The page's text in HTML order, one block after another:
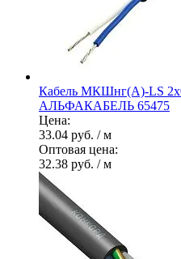
Кабель МКШнг(А)-LS
АЛЬФАКАБЕЛЬ 65475
Цена:
33.04 руб. / м
Оптовая цена:
32.38 руб. / м